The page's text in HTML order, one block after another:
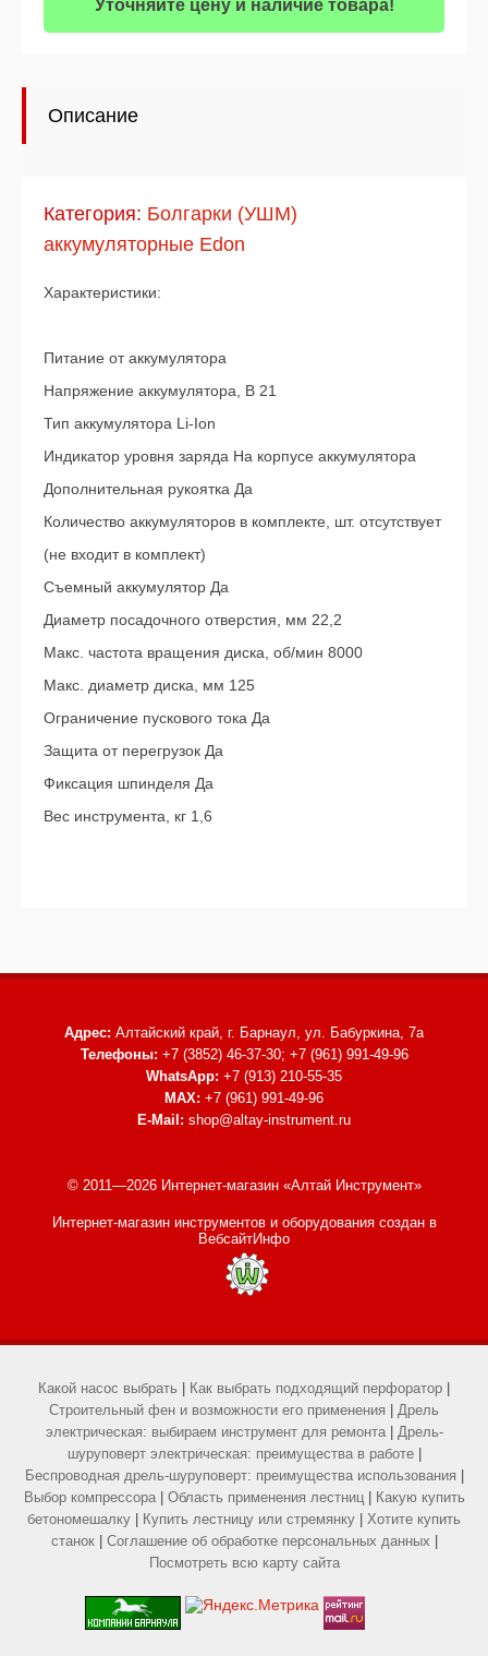
Уточняйте цену и наличие товара!
Описание
Категория: Болгарки (УШМ)
аккумуляторные Edon
Характеристики:
Питание от аккумулятора
Напряжение аккумулятора, В 21
Тип аккумулятора Li-Ion
Индикатор уровня заряда На корпусе аккумулятора
Дополнительная рукоятка Да
Количество аккумуляторов в комплекте, шт. отсутствует
(не входит в комплект)
Съемный аккумулятор Да
Диаметр посадочного отверстия, мм 22,2
Макс. частота вращения диска, об/мин 8000
Макс. диаметр диска, мм 125
Ограничение пускового тока Да
Защита от перегрузок Да
Фиксация шпинделя Да
Вес инструмента, кг 1,6
Адрес: Алтайский край, г. Барнаул, ул. Бабуркина, 7а
Телефоны: +7 (3852) 46-37-30; +7 (961) 991-49-96
WhatsApp: +7 (913) 210-55-35
MAX: +7 (961) 991-49-96
E-Mail: shop@altay-instrument.ru
© 2011—2026 Интернет-магазин «Алтай Инструмент»
Интернет-магазин инструментов и оборудованиясоздан в
ВебсайтИнфо
Какой насос выбрать Как выбрать подходящий перфоратор
Строительный фен и возможности его применения
Дрель
электрическая: выбираем инструмент для ремонта| Дрель-
шуруповерт электрическая: преимущества в работе|
Беспроводная дрель-шуруповерт: преимущества использования
Выбор компрессора| Область применения лестниц|
Какую купить
бетономешалку
Купить лестницу или стремянку
Хотите купить
станок| Соглашение об обработке персональных данных
Посмотреть всю карту сайта